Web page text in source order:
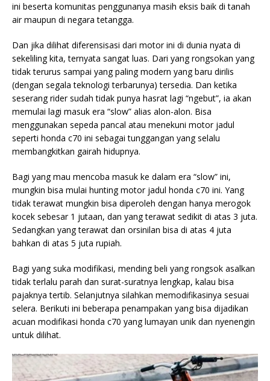
ini beserta komunitas penggunanya masih eksis baik di tanah
air maupun di negara tetangga.
Dan jika dilihat diferensisasi dari motor ini di dunia nyata di
sekeliling kita, ternyata sangat luas. Dari yang rongsokan yang
tidak terurus sampai yang paling modern yang baru dirilis
(dengan segala teknologi terbarunya) tersedia. Dan ketika
seserang rider sudah tidak punya hasrat lagi “ngebut”, ia akan
memulai lagi masuk era “slow” alias alon-alon. Bisa
menggunakan sepeda pancal atau menekuni motor jadul
seperti honda c70 ini sebagai tunggangan yang selalu
membangkitkan gairah hidupnya.
Bagi yang mau mencoba masuk ke dalam era “slow” ini,
mungkin bisa mulai hunting motor jadul honda c70 ini. Yang
tidak terawat mungkin bisa diperoleh dengan hanya merogok
kocek sebesar 1 jutaan, dan yang terawat sedikit di atas 3 juta.
Sedangkan yang terawat dan orsinilan bisa di atas 4 juta
bahkan di atas 5 juta rupiah.
Bagi yang suka modifikasi, mending beli yang rongsok asalkan
tidak terlalu parah dan surat-suratnya lengkap, kalau bisa
pajaknya tertib. Selanjutnya silahkan memodifikasinya sesuai
selera. Berikuti ini beberapa penampakan yang bisa dijadikan
acuan modifikasi honda c70 yang lumayan unik dan nyenengin
untuk dilihat.